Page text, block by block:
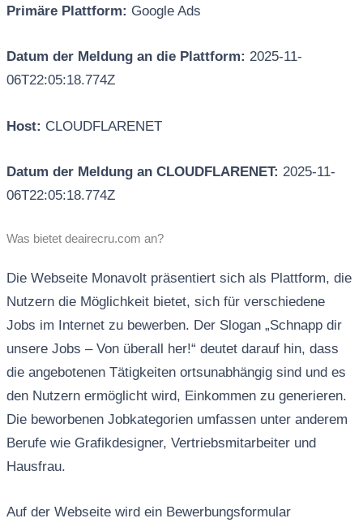
Primäre Plattform: Google Ads
Datum der Meldung an die Plattform: 2025-11-
06T22:05:18.774Z
Host: CLOUDFLARENET
Datum der Meldung an CLOUDFLARENET: 2025-11-
06T22:05:18.774Z
Was bietet deairecru.com an?
Die Webseite Monavolt präsentiert sich als Plattform, die
Nutzern die Möglichkeit bietet, sich für verschiedene
Jobs im Internet zu bewerben. Der Slogan „Schnapp dir
unsere Jobs – Von überall her!“ deutet darauf hin, dass
die angebotenen Tätigkeiten ortsunabhängig sind und es
den Nutzern ermöglicht wird, Einkommen zu generieren.
Die beworbenen Jobkategorien umfassen unter anderem
Berufe wie Grafikdesigner, Vertriebsmitarbeiter und
Hausfrau.
Auf der Webseite wird ein Bewerbungsformular